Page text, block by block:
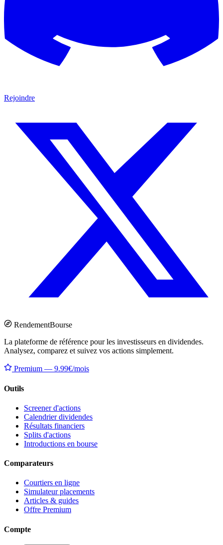
Rejoindre
RendementBourse
La plateforme de référence pour les investisseurs en dividendes.
Analysez, comparez et suivez vos actions simplement.
Premium — 9.99€/mois
Outils
Screener d'actions
Calendrier dividendes
Résultats financiers
Splits d'actions
Introductions en bourse
Comparateurs
Courtiers en ligne
Simulateur placements
Articles & guides
Offre Premium
Compte